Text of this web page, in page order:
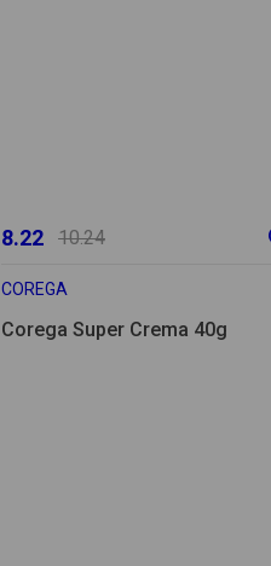
8.22 10.24
COREGA
Corega Super Crema 40g